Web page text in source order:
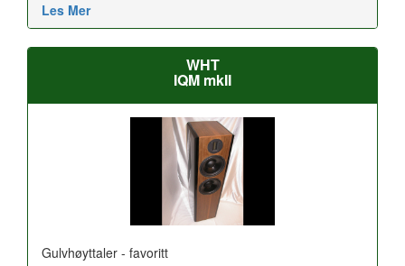
Les Mer
WHT
IQM mkII
Gulvhøyttaler - favoritt